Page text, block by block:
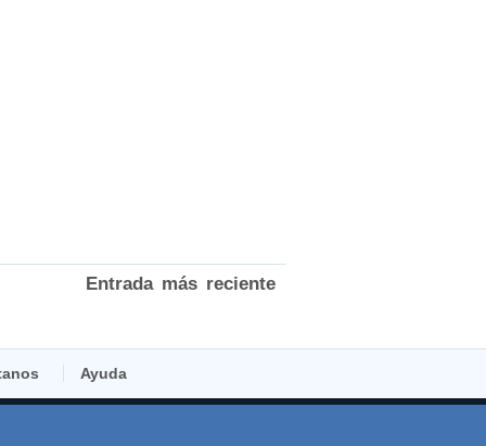
Entrada más reciente
Ayuda